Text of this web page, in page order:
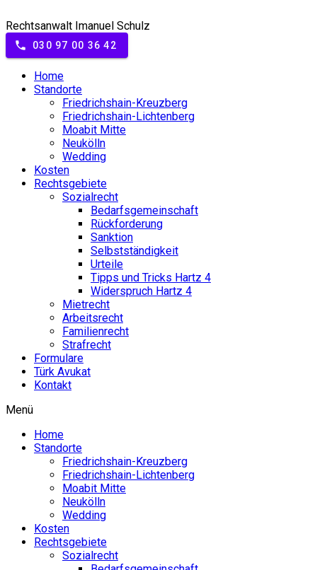
Rechts­anwalt Imanuel Schulz
phone 030 97 00 36 42
Home
Standorte
Fried­richshain-Kreuzberg
Fried­richshain-Lich­tenberg
Moabit Mitte
Neukölln
Wedding
Kosten
Rechts­ge­biete
Sozi­al­recht
Bedarfs­ge­mein­schaft
Rück­for­derung
Sanktion
Selbst­stän­digkeit
Urteile
Tipps und Tricks Hartz 4
Wider­spruch Hartz 4
Miet­recht
Arbeits­recht
Fami­li­en­recht
Straf­recht
Formulare
Türk Avukat
Kontakt
Menü
Home
Standorte
Fried­richshain-Kreuzberg
Fried­richshain-Lich­tenberg
Moabit Mitte
Neukölln
Wedding
Kosten
Rechts­ge­biete
Sozi­al­recht